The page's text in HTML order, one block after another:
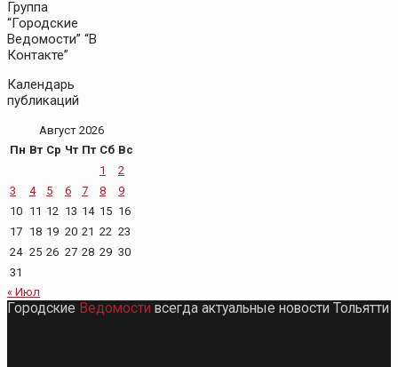
Группа
“Городские
Ведомости” “В
Контакте”
Календарь
публикаций
Август 2026
Пн Вт Ср Чт Пт Сб Вс
1
2
3
4 5 6 7 8
9
10 11 12 13 14 15 16
17 18 19 20 21 22 23
24 25 26 27 28 29 30
31
« Июл
Городские Ведомости всегда актуальные новости Тольятти